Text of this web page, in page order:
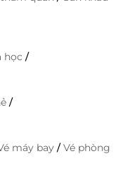
học /
/
máy bay /Vé phòng